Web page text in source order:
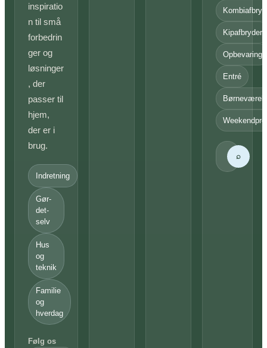
inspiratio
n til små
forbedrin
ger og
løsninger
, der
passer til
hjem,
der er i
brug.
Indretning
Gør-
det-
selv
Hus
og
teknik
Familie
og
hverdag
Følg os
Kipafbryder
Opbevaring
Entré
⌕